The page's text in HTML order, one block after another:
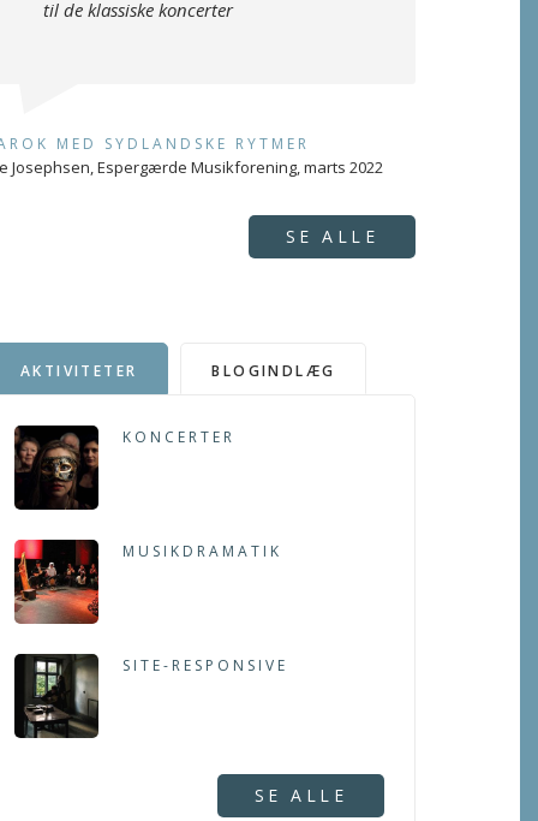
til de klassiske koncerter
MED SYDLANDSKE RYTMER
Josephsen, Espergærde Musikforening, marts 2022
SE ALLE
AKTIVITETER BLOGINDLÆG
KONCERTER
MUSIKDRAMATIK
SITE-RESPONSIVE
SE ALLE